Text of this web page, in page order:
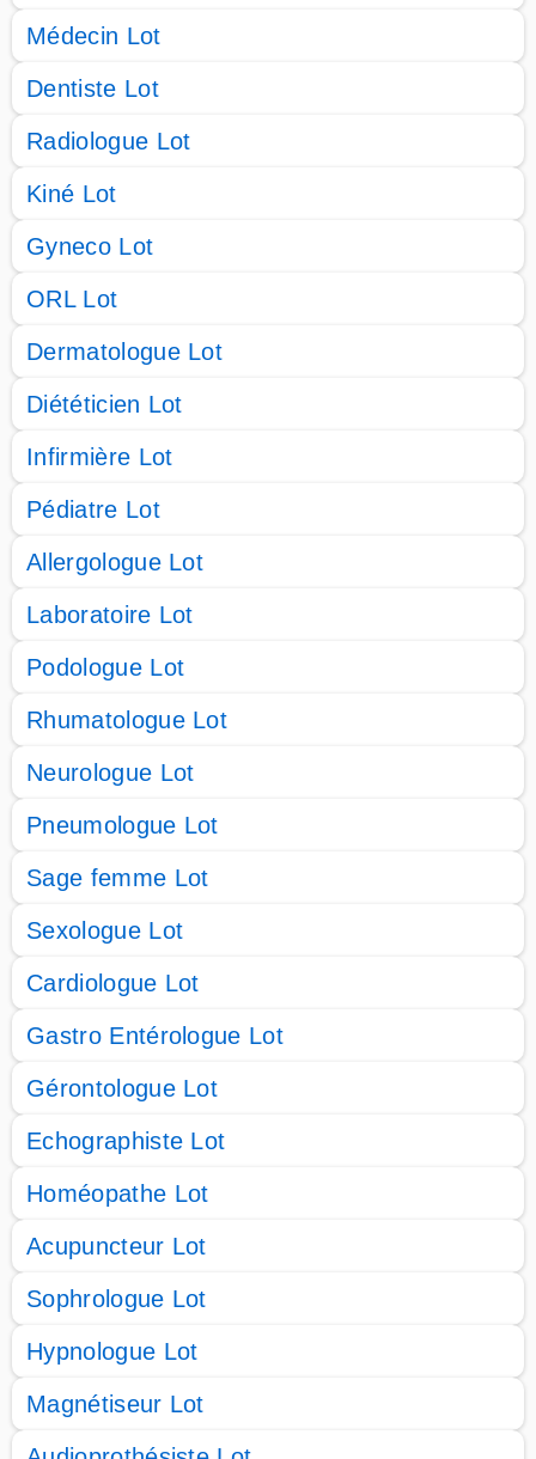
Médecin Lot
Dentiste Lot
Radiologue Lot
Kiné Lot
Gyneco Lot
ORL Lot
Dermatologue Lot
Diététicien Lot
Infirmière Lot
Pédiatre Lot
Allergologue Lot
Laboratoire Lot
Podologue Lot
Rhumatologue Lot
Neurologue Lot
Pneumologue Lot
Sage femme Lot
Sexologue Lot
Cardiologue Lot
Gastro Entérologue Lot
Gérontologue Lot
Echographiste Lot
Homéopathe Lot
Acupuncteur Lot
Sophrologue Lot
Hypnologue Lot
Magnétiseur Lot